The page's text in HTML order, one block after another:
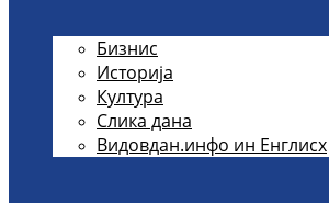
Бизнис
Историја
Култура
Слика дана
Видовдан.инфо ин Енглисх